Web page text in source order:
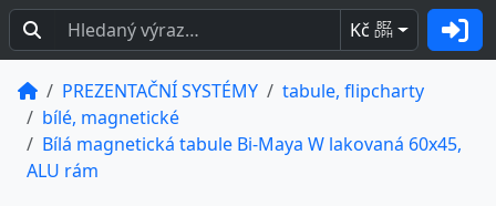
Kč BEZ
DPH
PREZENTAČNÍ SYSTÉMY
tabule, flipcharty
bílé, magnetické
Bílá magnetická tabule Bi-Maya W lakovaná 60x45,
ALU rám